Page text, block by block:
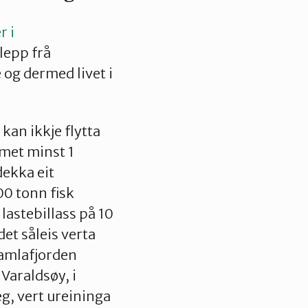
i
frå
dermed livet i
kan ikkje flytta
minst 1
eit
tonn fisk
på 10
såleis verta
i
vert ureininga